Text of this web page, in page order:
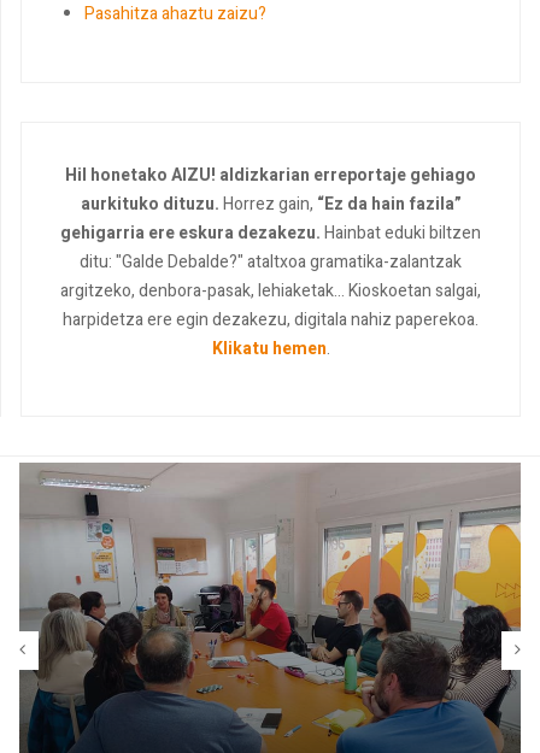
Pasahitza ahaztu zaizu?
Hil honetako AIZU! aldizkarian erreportaje gehiago
aurkituko dituzu.Horrez gain, “Ez da hain fazila”
gehigarria ere eskura dezakezu.Hainbat eduki biltzen
ditu: "Galde Debalde?" ataltxoa gramatika-zalantzak
argitzeko, denbora-pasak, lehiaketak... Kioskoetan salgai,
harpidetza ere egin dezakezu, digitala nahiz paperekoa.
Klikatu hemen.